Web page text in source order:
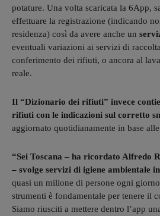
potature. Una volta scaricata la 6App,
effettuare la registrazione (indicando
residenza) così da avere anche un
eventuali variazioni ai servizi di
conferimento dei rifiuti, o ancora al
reale.
Il “Dizionario dei rifiuti” invece
rifiuti con le indicazioni sul corretto
aggiornato quotidianamente in base
“Sei Toscana – ha ricordato Alfredo
– svolge servizi di igiene ambientale
quasi un milione di persone ogni
strumenti è fondamentale per tenere il
Siamo riusciti a mettere dentro l’app